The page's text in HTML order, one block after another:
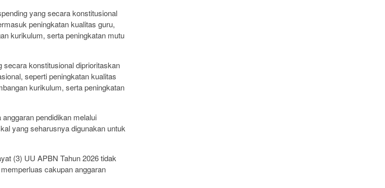
yang secara konstitusional
peningkatan kualitas guru,
kurikulum, serta peningkatan mutu
secara konstitusional diprioritaskan
seperti peningkatan kualitas
kurikulum, serta peningkatan
pendidikan melalui
yang seharusnya digunakan untuk
(3) UU APBN Tahun 2026 tidak
cakupan anggaran